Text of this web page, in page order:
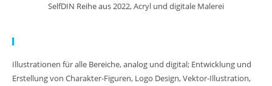
SelfDIN Reihe aus 2022, Acryl und digitale Malerei
Illustrationen für alle Bereiche, analog und digital; Entwicklung und
Erstellung von Charakter-Figuren, Logo Design, Vektor-Illustration,